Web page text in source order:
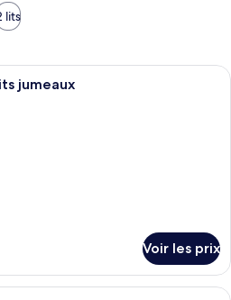
lits
Une chambre d’hôtel moderne
jumeaux
Voir les prix
Une chambre d’hôtel comprenant